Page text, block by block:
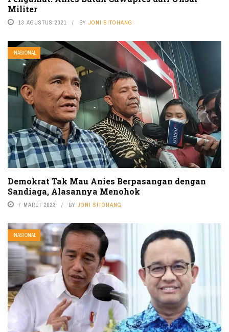
Militer
13 AGUSTUS 2021 BY JONI SITOHANG
NASIONAL
Demokrat Tak Mau Anies Berpasangan dengan
Sandiaga, Alasannya Menohok
7 MARET 2023 BY JONI SITOHANG
NASIONAL